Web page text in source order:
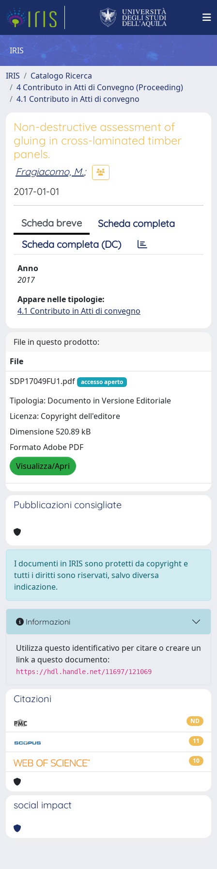
IRIS
IRIS
Catalogo Ricerca
4 Contributo in Atti di Convegno (Proceeding)
4.1 Contributo in Atti di convegno
Non-destructive assessment of
gluing in cross-laminated timber
panels.
Fragiacomo, M.;
2017-01-01
Scheda breve
Scheda completa
Scheda completa (DC)
Anno
2017
Appare nelle tipologie:
4.1 Contributo in Atti di convegno
File in questo prodotto:
File
SDP17049FU1.pdf
accesso aperto
Tipologia: Documento in Versione Editoriale
Licenza: Copyright dell'editore
Dimensione 520.89 kB
Formato Adobe PDF
Visualizza/Apri
Pubblicazioni consigliate
I documenti in IRIS sono protetti da copyright e
tutti i diritti sono riservati, salvo diversa
indicazione.
Informazioni
Utilizza questo identificativo per citare o creare un
link a questo documento:
https://hdl.handle.net/11697/121069
Citazioni
ND
11
10
social impact